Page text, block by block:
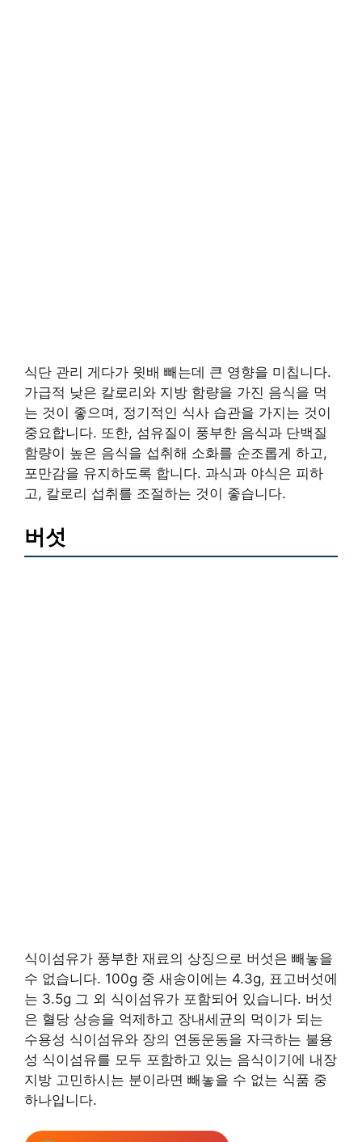
식단 관리 게다가 윗배 빼는데 큰 영향을 미칩니다.
가급적 낮은 칼로리와 지방 함량을 가진 음식을 먹
는 것이 좋으며, 정기적인 식사 습관을 가지는 것이
중요합니다. 또한, 섬유질이 풍부한 음식과 단백질
함량이 높은 음식을 섭취해 소화를 순조롭게 하고,
포만감을 유지하도록 합니다. 과식과 야식은 피하
고, 칼로리 섭취를 조절하는 것이 좋습니다.
버섯
식이섬유가 풍부한 재료의 상징으로 버섯은 빼놓을
수 없습니다. 100g 중 새송이에는 4.3g, 표고버섯에
는 3.5g 그 외 식이섬유가 포함되어 있습니다. 버섯
은 혈당 상승을 억제하고 장내세균의 먹이가 되는
수용성 식이섬유와 장의 연동운동을 자극하는 불용
성 식이섬유를 모두 포함하고 있는 음식이기에 내장
지방 고민하시는 분이라면 빼놓을 수 없는 식품 중
하나입니다.